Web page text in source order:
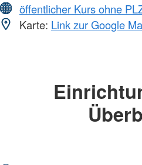
öffentlicher Kurs ohne
Karte: Link zur Google